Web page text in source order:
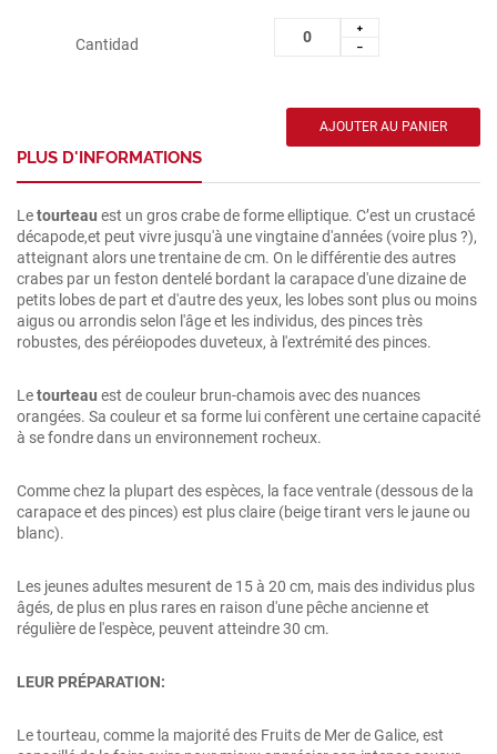
Cantidad
PLUS D'INFORMATIONS
Letourteau est un gros crabe de forme elliptique. C’est un crustacé
décapode,et peut vivre jusqu'à une vingtaine d'années (voire plus ?),
atteignant alors une trentaine de cm. On le différentie des autres
crabes par un feston dentelé bordant la carapace d'une dizaine de
petits lobes de part et d'autre des yeux, les lobes sont plus ou moins
aigus ou arrondis selon l'âge et les individus, des pinces très
robustes, des péréiopodes duveteux, à l'extrémité des pinces.
Letourteau est de couleur brun-chamois avec des nuances
orangées. Sa couleur et sa forme lui confèrent une certaine capacité
à se fondre dans un environnement rocheux.
Comme chez la plupart des espèces, la face ventrale (dessous de la
carapace et des pinces) est plus claire (beige tirant vers le jaune ou
blanc).
Les jeunes adultes mesurent de 15 à 20 cm, mais des individus plus
âgés, de plus en plus rares en raison d'une pêche ancienne et
régulière de l'espèce, peuvent atteindre 30 cm.
LEUR PRÉPARATION:
Le tourteau, comme la majorité des Fruits de Mer de Galice, est